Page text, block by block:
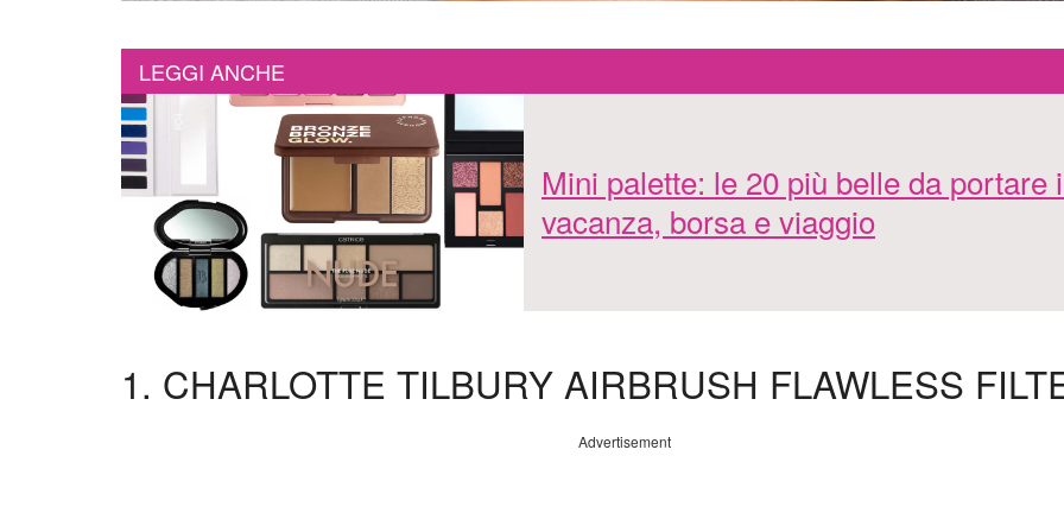
LEGGI ANCHE
Mini palette: le 20 più belle da portare
vacanza, borsa e viaggio
1. CHARLOTTE TILBURY AIRBRUSH FLAWLESS
Advertisement